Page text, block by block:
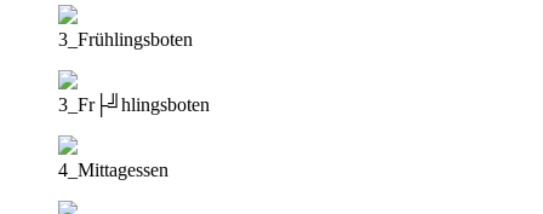
3_Frühlingsboten
3_Fr├╝hlingsboten
4_Mittagessen